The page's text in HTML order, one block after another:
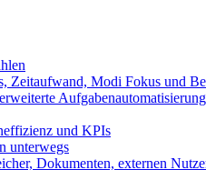
Zeitaufwand, Modi Fokus und
und KPIs
unterwegs
Dokumenten, externen